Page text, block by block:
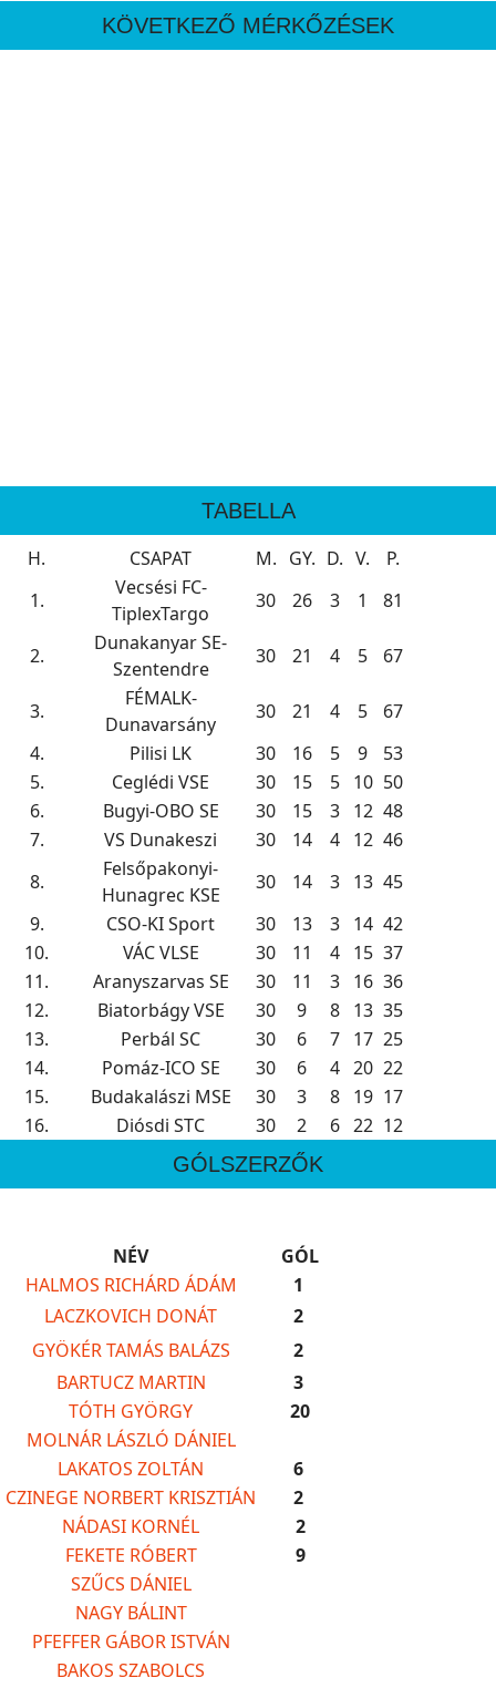
KÖVETKEZŐ MÉRKŐZÉSEK
TABELLA
H.
CSAPAT M. GY. D. V.
P.
1.
Vecsési FC-
TiplexTargo
30 26 3 1 81
2.
Dunakanyar SE-
Szentendre
30 21 4 5 67
3.
FÉMALK-
Dunavarsány
30 21 4 5
67
4.
Pilisi LK 30 16 5 9
53
5.
Ceglédi VSE 30 15 5 10 50
6.
Bugyi-OBO SE 30 15 3 12 48
7.
VS Dunakeszi 30 14 4 12 46
8.
Felsőpakonyi-
Hunagrec KSE
30 14 3 13 45
9.
CSO-KI Sport 30 13 3 14 42
10.
VÁC VLSE 30 11 4 15 37
11.
Aranyszarvas SE 30 11 3 16 36
12.
Biatorbágy VSE 30 9 8 13 35
13.
Perbál SC 30 6 7 17 25
14.
Pomáz-ICO SE 30 6 4 20 22
15.
Budakalászi MSE 30 3 8 19 17
16.
Diósdi STC 30 2 6 22 12
GÓLSZERZŐK
NÉV
GÓL
HALMOS RICHÁRD ÁDÁM
1
LACZKOVICH DONÁT
2
GYÖKÉR TAMÁS BALÁZS
2
BARTUCZ MARTIN
3
TÓTH GYÖRGY
20
MOLNÁR LÁSZLÓ DÁNIEL
LAKATOS ZOLTÁN
6
CZINEGE NORBERT KRISZTIÁN
2
NÁDASI KORNÉL
2
FEKETE RÓBERT
9
SZŰCS DÁNIEL
NAGY BÁLINT
PFEFFER GÁBOR ISTVÁN
BAKOS SZABOLCS